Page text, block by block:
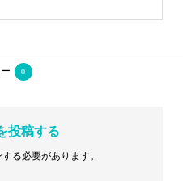
0
投稿する
する必要があります。